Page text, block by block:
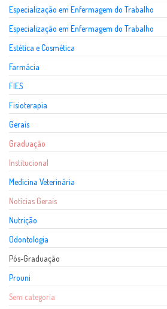
Especialização em Enfermagem do Trabalho
Especialização em Enfermagem do Trabalho
Estética e Cosmética
Farmácia
FIES
Fisioterapia
Gerais
Graduação
Institucional
Medicina Veterinária
Notícias Gerais
Nutrição
Odontologia
Pós-Graduação
Prouni
Sem categoria